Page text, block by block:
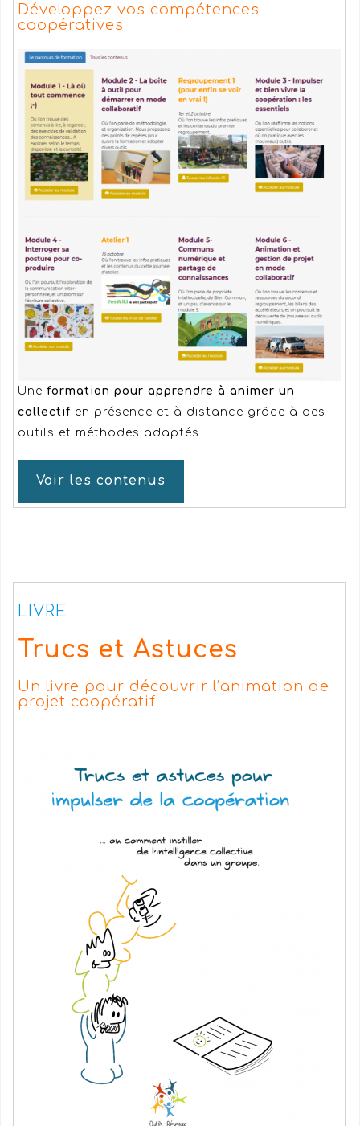
Développez vos compétences
coopératives
Une formation pour apprendre à animer un
collectif en présence et à distance grâce à des
outils et méthodes adaptés .
Voir les contenus
LIVRE
Trucs et Astuces
Un livre pour découvrir l’animation de
projet coopératif